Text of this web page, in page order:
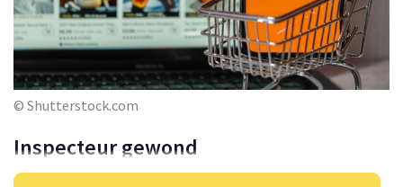
© Shutterstock.com
Inspecteur gewond